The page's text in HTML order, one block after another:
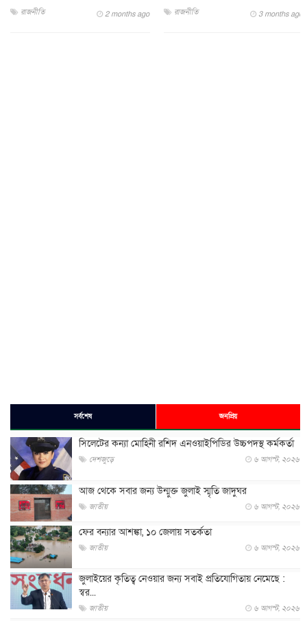
রাজনীতি 2 months ago রাজনীতি 3 months ago
সর্বশেষ জনপ্রিয়
সিলেটের কন্যা মোহিনী রশিদ এনওয়াইপিডির উচ্চপদস্থ কর্মকর্তা
দেশজুড়ে ৬ আগস্ট, ২০২৬
আজ থেকে সবার জন্য উন্মুক্ত জুলাই স্মৃতি জাদুঘর
জাতীয় ৬ আগস্ট, ২০২৬
ফের বন্যার আশঙ্কা, ১০ জেলায় সতর্কতা
জাতীয় ৬ আগস্ট, ২০২৬
জুলাইয়ের কৃতিত্ব নেওয়ার জন্য সবাই প্রতিযোগিতায় নেমেছে :
স্বর...
জাতীয় ৬ আগস্ট, ২০২৬